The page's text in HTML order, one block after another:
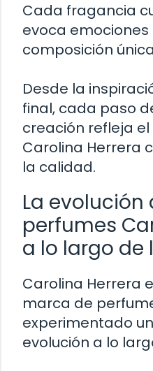
Cada fragancia
evoca
composición
Desde la
final, cada paso
creación refleja
Carolina Herrera
la calidad.
La evolución
perfumes
a lo largo de
Carolina Herrera
marca de
experimentado
evolución a lo